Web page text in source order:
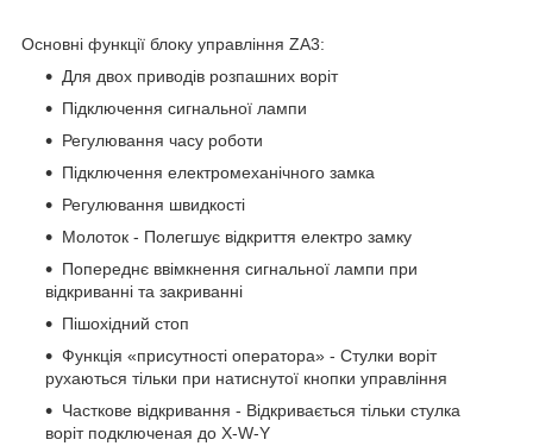
Основні функції блоку управління ZA3:
Для двох приводів розпашних воріт
Підключення сигнальної лампи
Регулювання часу роботи
Підключення електромеханічного замка
Регулювання швидкості
Молоток - Полегшує відкриття електро замку
Попереднє ввімкнення сигнальної лампи при
відкриванні та закриванні
Пішохідний стоп
Функція «присутності оператора» - Стулки воріт
рухаються тільки при натиснутої кнопки управління
Часткове відкривання - Відкривається тільки стулка
воріт подключеная до X-W-Y